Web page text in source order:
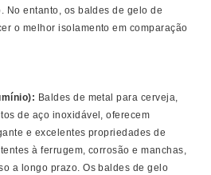
No entanto, os baldes de gelo de
o melhor isolamento em comparação
Baldes de metal para cerveja,
de aço inoxidável, oferecem
e excelentes propriedades de
à ferrugem, corrosão e manchas,
a longo prazo. Os baldes de gelo